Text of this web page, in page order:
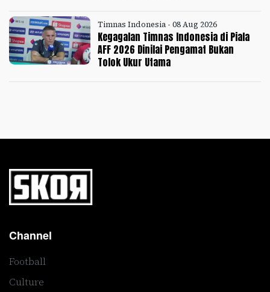
Timnas Indonesia - 08 Aug 2026
Kegagalan Timnas Indonesia di Piala
AFF 2026 Dinilai Pengamat Bukan
Tolok Ukur Utama
Channel
Football
Culture